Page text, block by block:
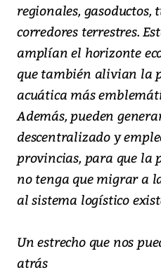
regionales, gasoductos,
corredores terrestres.
amplían el horizonte
que también alivian la
acuática más
Además, pueden
descentralizado y
provincias, para que la
no tenga que migrar a
al sistema logístico
Un estrecho que nos
atrás